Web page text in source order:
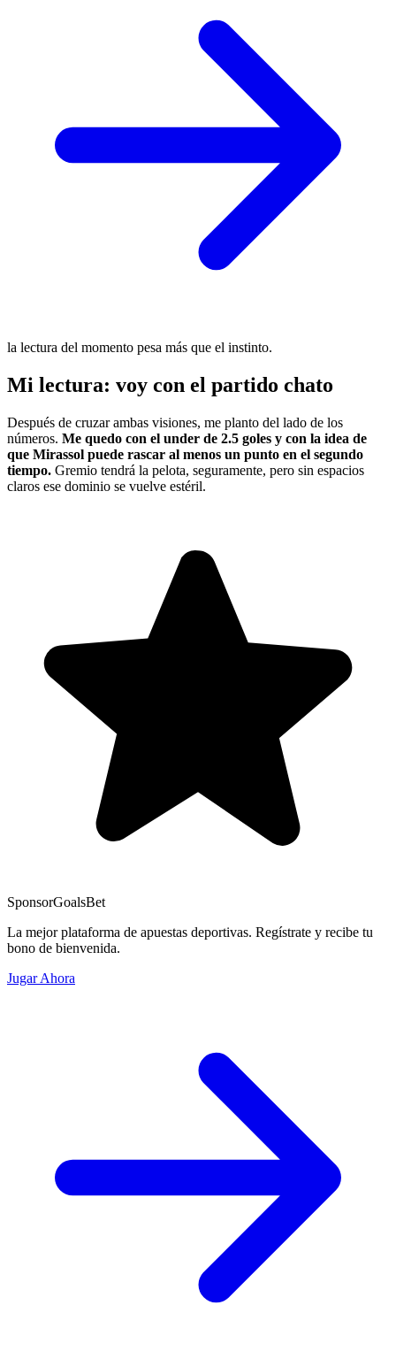
la lectura del momento pesa más que el instinto.
Mi lectura: voy con el partido chato
Después de cruzar ambas visiones, me planto del lado de los
números. Me quedo con el under de 2.5 goles y con la idea de
que Mirassol puede rascar al menos un punto en el segundo
tiempo. Gremio tendrá la pelota, seguramente, pero sin espacios
claros ese dominio se vuelve estéril.
SponsorGoalsBet
La mejor plataforma de apuestas deportivas. Regístrate y recibe tu
bono de bienvenida.
Jugar Ahora